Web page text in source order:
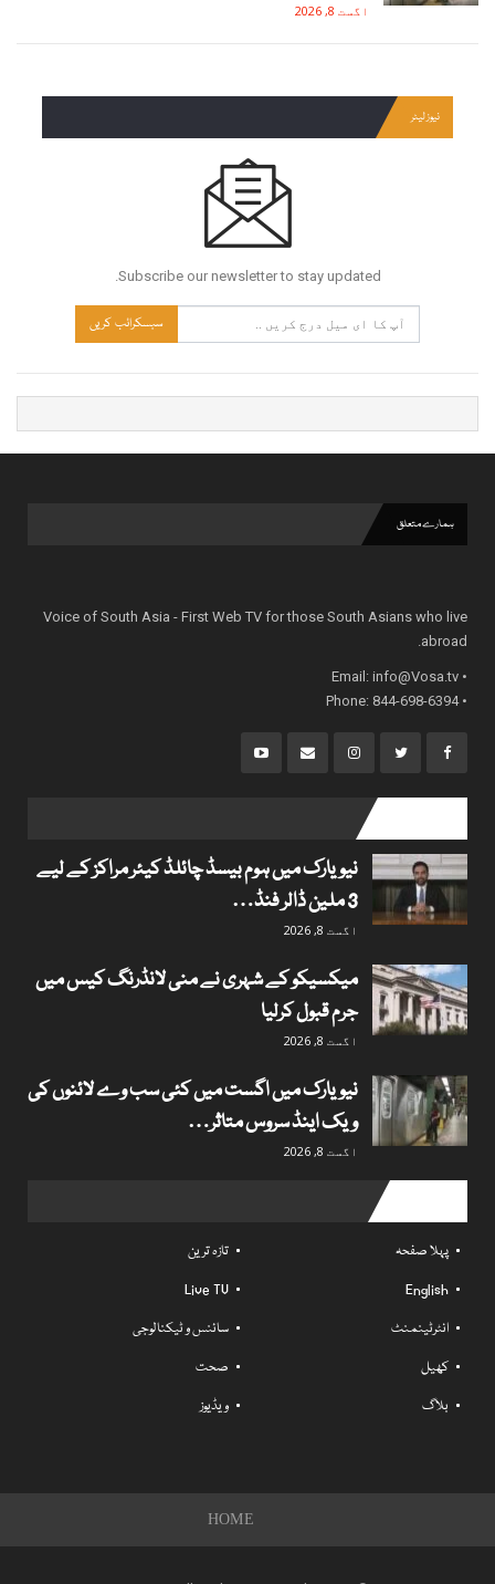
اگست 8, 2026
نیوز لیٹر
Subscribe our newsletter to stay updated.
سبسکرائب کریں
ہمارے متعلق
Voice of South Asia - First Web TV for those South Asians who live
abroad.
• Email:
info@Vosa.tv
• Phone: 844-698-6394
نیویارک میں ہوم بیسڈ چائلڈ کیئر مراکز کے لیے
3 ملین ڈالر فنڈ…
اگست 8, 2026
میکسیکو کے شہری نے منی لانڈرنگ کیس میں
جرم قبول کرلیا
اگست 8, 2026
نیویارک میں اگست میں کئی سب وے لائنوں کی
ویک اینڈ سروس متاثر…
اگست 8, 2026
پہلا صفحہ
تازہ ترین
English
Live TV
انٹرٹینمنٹ
سائنس و ٹیکنالوجی
کھیل
صحت
بلاگ
ویڈیوز
HOME